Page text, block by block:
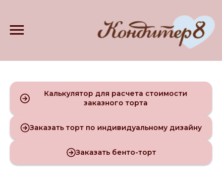
Калькулятор для расчета стоимости
заказного торта
Заказать торт по индивидуальному дизайну
Заказать бенто-торт